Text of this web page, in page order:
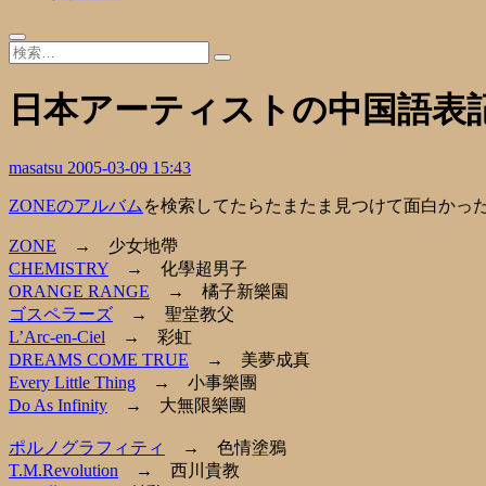
日本アーティストの中国語表
masatsu 2005-03-09 15:43
ZONEのアルバム を検索してたらたまたま見つけて面白かっ
ZONE → 少女地帶
CHEMISTRY → 化學超男子
ORANGE RANGE → 橘子新樂園
ゴスペラーズ → 聖堂教父
L’Arc-en-Ciel → 彩虹
DREAMS COME TRUE → 美夢成真
Every Little Thing → 小事樂團
Do As Infinity → 大無限樂團
ポルノグラフィティ
→ 色情塗鴉
T.M.Revolution → 西川貴教